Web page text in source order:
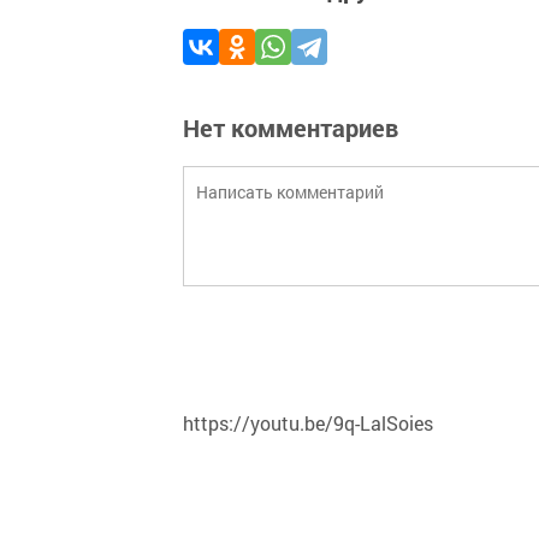
Нет комментариев
https://youtu.be/9q-LalSoies